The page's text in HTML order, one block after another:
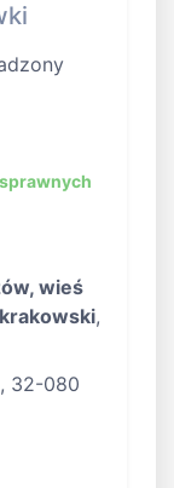
wieś
krakowski,
32-080